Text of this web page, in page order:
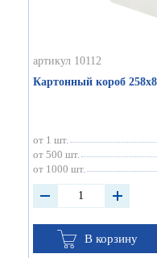
артикул 10112
Картонный короб
от 1 шт.
от 500 шт.
от 1000 шт.
В корзину